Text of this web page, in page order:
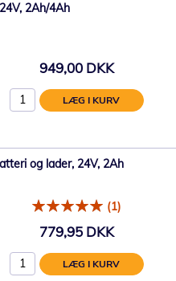
2Ah/4Ah
949,00 DKK
LÆG I KURV
og lader, 24V, 2Ah
(1)
779,95 DKK
LÆG I KURV